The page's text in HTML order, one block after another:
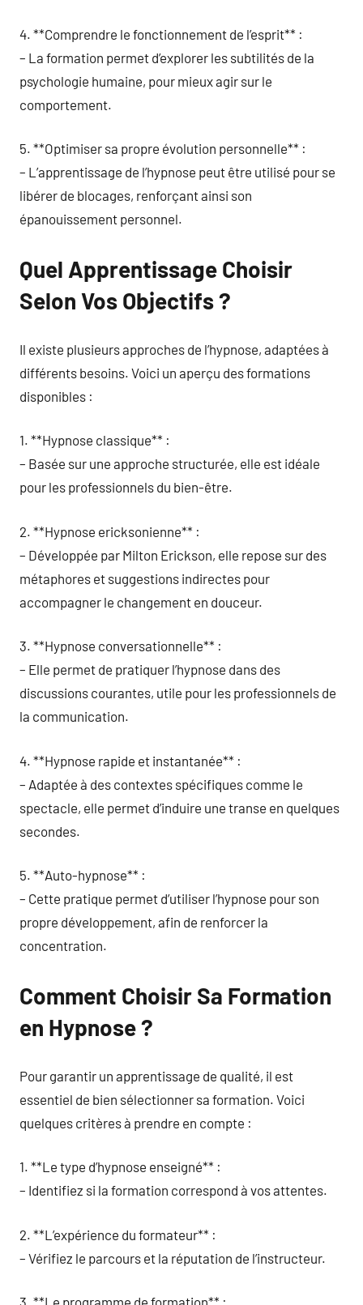
4. **Comprendre le fonctionnement de l’esprit** :
– La formation permet d’explorer les subtilités de la
psychologie humaine, pour mieux agir sur le
comportement.
5. **Optimiser sa propre évolution personnelle** :
– L’apprentissage de l’hypnose peut être utilisé pour se
libérer de blocages, renforçant ainsi son
épanouissement personnel.
Quel Apprentissage Choisir
Selon Vos Objectifs ?
Il existe plusieurs approches de l’hypnose, adaptées à
différents besoins. Voici un aperçu des formations
disponibles :
1. **Hypnose classique** :
– Basée sur une approche structurée, elle est idéale
pour les professionnels du bien-être.
2. **Hypnose ericksonienne** :
– Développée par Milton Erickson, elle repose sur des
métaphores et suggestions indirectes pour
accompagner le changement en douceur.
3. **Hypnose conversationnelle** :
– Elle permet de pratiquer l’hypnose dans des
discussions courantes, utile pour les professionnels de
la communication.
4. **Hypnose rapide et instantanée** :
– Adaptée à des contextes spécifiques comme le
spectacle, elle permet d’induire une transe en quelques
secondes.
5. **Auto-hypnose** :
– Cette pratique permet d’utiliser l’hypnose pour son
propre développement, afin de renforcer la
concentration.
Comment Choisir Sa Formation
en Hypnose ?
Pour garantir un apprentissage de qualité, il est
essentiel de bien sélectionner sa formation. Voici
quelques critères à prendre en compte :
1. **Le type d’hypnose enseigné** :
– Identifiez si la formation correspond à vos attentes.
2. **L’expérience du formateur** :
– Vérifiez le parcours et la réputation de l’instructeur.
3. **Le programme de formation** :